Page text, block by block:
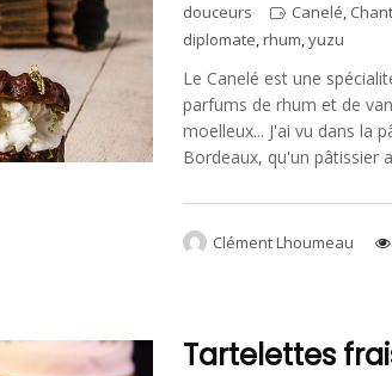
douceurs
Canelé,
diplomate,rhum,yuzu
Le Canelé est une
parfums de rhum et de
moelleux... J'ai vu dans la
Bordeaux, qu'un pâtissier
Clément Lhoumeau
Tartelettes